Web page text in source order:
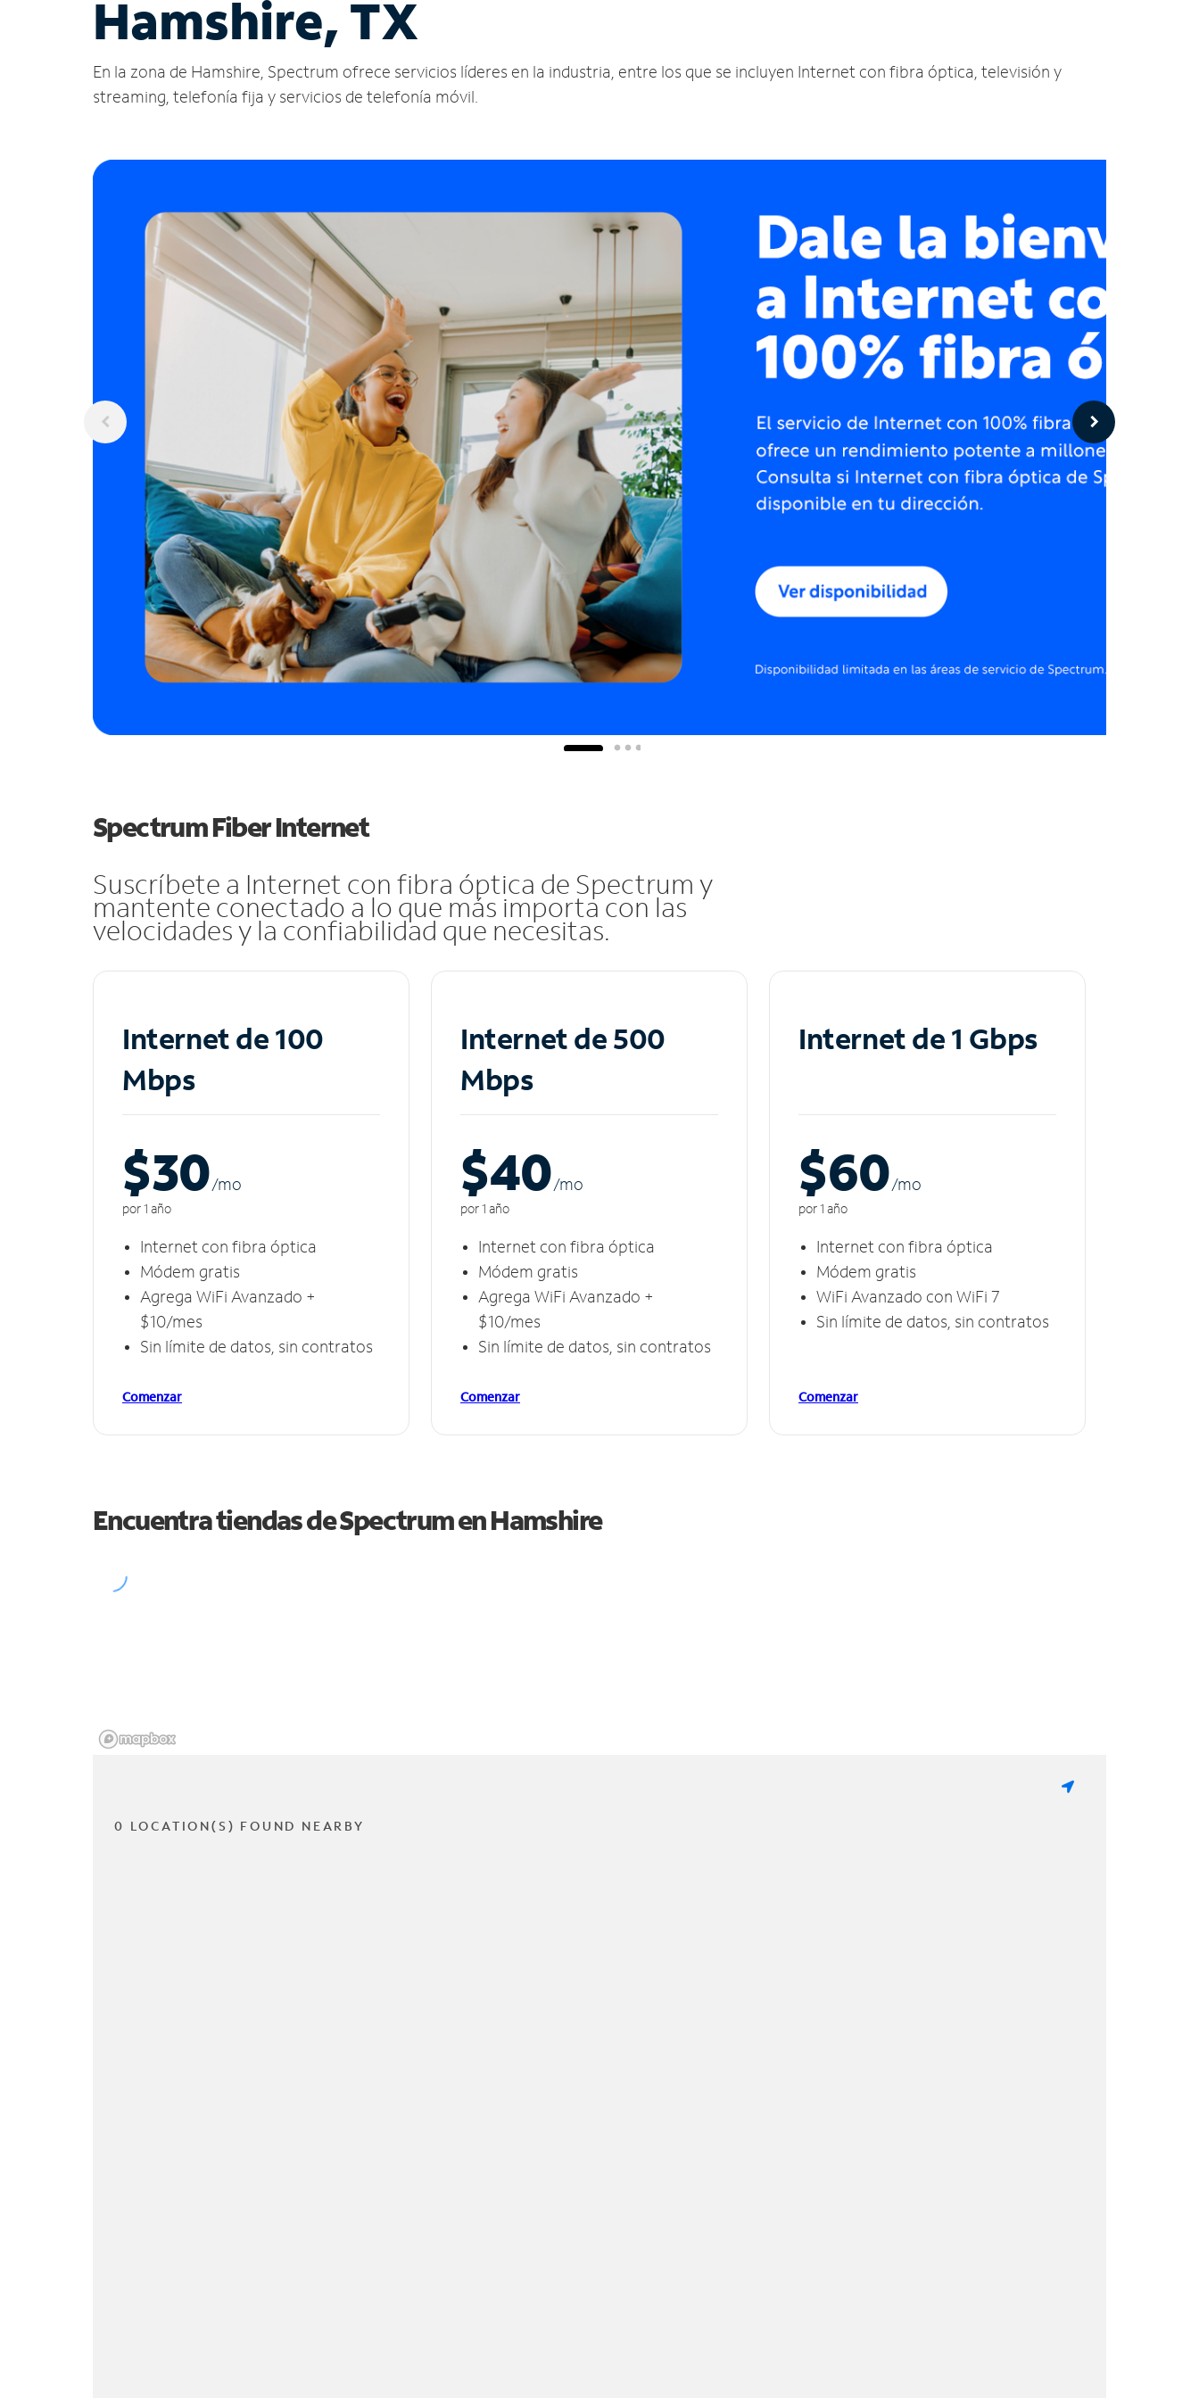
Hamshire, TX
En la zona de Hamshire, Spectrum ofrece servicios líderes en la industria, entre los que se incluyen Internet con fibra óptica, televisión y
streaming, telefonía fija y servicios de telefonía móvil.
Spectrum Fiber Internet
Suscríbete a Internet con fibra óptica de Spectrum y
mantente conectado a lo que más importa con las
velocidades y la confiabilidad que necesitas.
Internet de 100
Mbps
$30/mo
por 1 año
Internet con fibra óptica
Módem gratis
Agrega WiFi Avanzado +
$10/mes
Sin límite de datos, sin contratos
Comenzar
Internet de 500
Mbps
$40/mo
por 1 año
Internet con fibra óptica
Módem gratis
Agrega WiFi Avanzado +
$10/mes
Sin límite de datos, sin contratos
Comenzar
Internet de 1 Gbps
$60/mo
por 1 año
Internet con fibra óptica
Módem gratis
WiFi Avanzado con WiFi 7
Sin límite de datos, sin contratos
Comenzar
Encuentra tiendas de Spectrum enHamshire
0 LOCATION(S) FOUND NEARBY